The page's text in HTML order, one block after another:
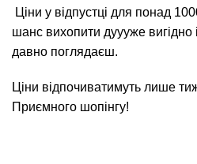
Ціни у відпустці для понад
шанс вихопити дуууже вигідно
давно поглядаєш.
Ціни відпочиватимуть лише
Приємного шопінгу!